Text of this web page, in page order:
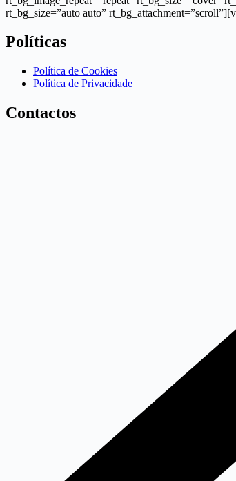
rt_bg_size=”auto auto”
Políticas
Política de Cookies
Política de Privacidade
Contactos